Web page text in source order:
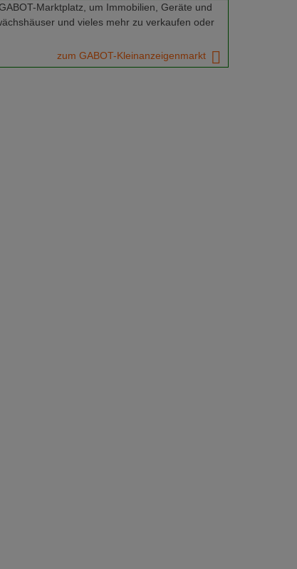
Marktplatz, um Immobilien, Geräte und
und vieles mehr zu verkaufen oder
zum GABOT-Kleinanzeigenmarkt